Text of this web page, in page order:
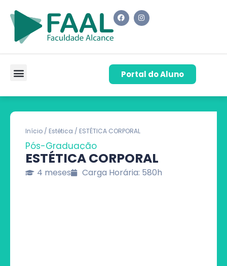
Portal do Aluno
Início / Estética / ESTÉTICA CORPORAL
Pós-Graduação
ESTÉTICA CORPORAL
4 meses Carga Horária: 580h